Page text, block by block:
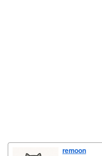
remoon